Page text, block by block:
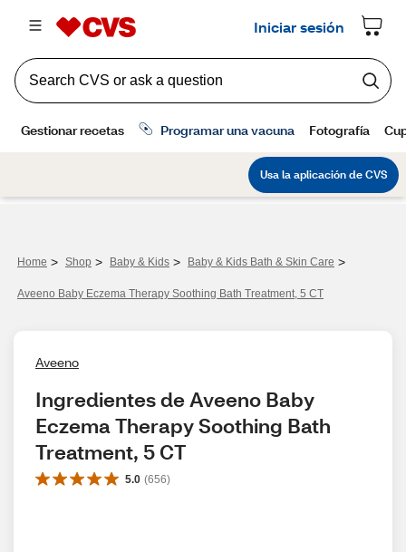
Home > Shop > Baby & Kids > Baby & Kids Bath & Skin Care >
Aveeno Baby Eczema Therapy Soothing Bath Treatment, 5 CT
Aveeno
Ingredientes de Aveeno Baby
Eczema Therapy Soothing Bath
Treatment, 5 CT
5.0 (656)